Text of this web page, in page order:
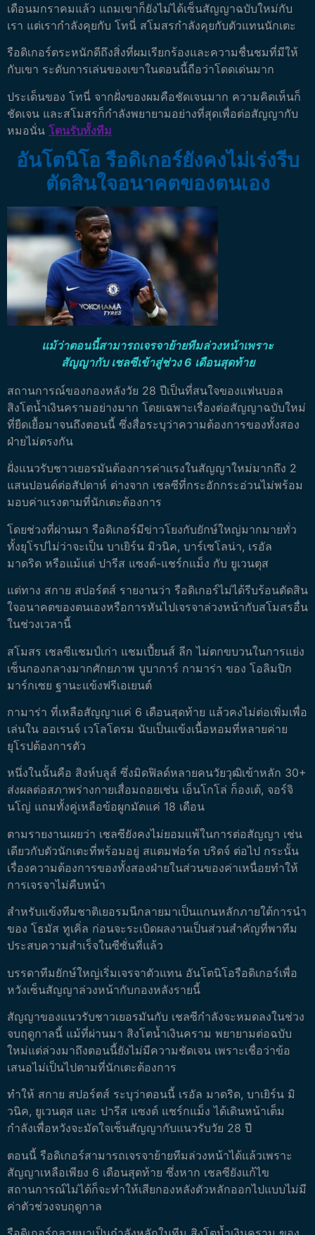
เดือนมกราคมแล้ว แถมเขาก็ยังไม่ได้เซ็นสัญญาฉบับใหม่กับ
เรา แต่เรากำลังคุยกับ โทนี่ สโมสรกำลังคุยกับตัวแทนนักเตะ
รือดิเกอร์ตระหนักดีถึงสิ่งที่ผมเรียกร้องและความชื่นชมที่มีให้
กับเขา ระดับการเล่นของเขาในตอนนี้ถือว่าโดดเด่นมาก
ประเด็นของ โทนี่ จากฝั่งของผมคือชัดเจนมาก ความคิดเห็นก็
ชัดเจน และสโมสรก็กำลังพยายามอย่างที่สุดเพื่อต่อสัญญากับ
หมอนั่น โดนรับทั้งทีม
อันโตนิโอ รือดิเกอร์ยังคงไม่เร่งรีบ
ตัดสินใจอนาคตของตนเอง
แม้ว่าตอนนี้สามารถเจรจาย้ายทีมล่วงหน้าเพราะ
สัญญากับ เชลซีเข้าสู่ช่วง 6 เดือนสุดท้าย
สถานการณ์ของกองหลังวัย 28 ปีเป็นที่สนใจของแฟนบอล
สิงโตน้ำเงินครามอย่างมาก โดยเฉพาะเรื่องต่อสัญญาฉบับใหม่
ที่ยืดเยื้อมาจนถึงตอนนี้ ซึ่งสื่อระบุว่าความต้องการของทั้งสอง
ฝ่ายไม่ตรงกัน
ฝั่งแนวรับชาวเยอรมันต้องการค่าแรงในสัญญาใหม่มากถึง 2
แสนปอนด์ต่อสัปดาห์ ต่างจาก เชลซีที่กระอักกระอ่วนไม่พร้อม
มอบค่าแรงตามที่นักเตะต้องการ
โดยช่วงที่ผ่านมา รือดิเกอร์มีข่าวโยงกับยักษ์ใหญ่มากมายทั่ว
ทั้งยุโรปไม่ว่าจะเป็น บาเยิร์น มิวนิค, บาร์เซโลน่า, เรอัล
มาดริด หรือแม้แต่ ปารีส แซงต์-แชร์กแม็ง กับ ยูเวนตุส
แต่ทาง สกาย สปอร์ตส์ รายงานว่า รือดิเกอร์ไม่ได้รีบร้อนตัดสิน
ใจอนาคตของตนเองหรือการหันไปเจรจาล่วงหน้ากับสโมสรอื่น
ในช่วงเวลานี้
สโมสร เชลซีแชมป์เก่า แชมเปี้ยนส์ ลีก ไม่ตกขบวนในการแย่ง
เซ็นกองกลางมากศักยภาพ บูบาการ์ กามาร่า ของ โอลิมปิก
มาร์กเซย ฐานะแข้งฟรีเอเยนต์
กามาร่า ที่เหลือสัญญาแค่ 6 เดือนสุดท้าย แล้วคงไม่ต่อเพิ่มเพื่อ
เล่นใน ออเรนจ์ เวโลโดรม นับเป็นแข้งเนื้อหอมที่หลายค่าย
ยุโรปต้องการตัว
หนึ่งในนั้นคือ สิงห์บลูส์ ซึ่งมิดฟิลด์หลายคนวัยวุฒิเข้าหลัก 30+
ส่งผลต่อสภาพร่างกายเสื่อมถอยเช่น เอ็นโกโล่ ก็องเต้, จอร์จิ
นโญ่ แถมทั้งคู่เหลือข้อผูกมัดแค่ 18 เดือน
ตามรายงานเผยว่า เชลซียังคงไม่ยอมแพ้ในการต่อสัญญา เช่น
เดียวกับตัวนักเตะที่พร้อมอยู่ สแตมฟอร์ด บริดจ์ ต่อไป กระนั้น
เรื่องความต้องการของทั้งสองฝ่ายในส่วนของค่าเหนื่อยทำให้
การเจรจาไม่คืบหน้า
สำหรับแข้งทีมชาติเยอรมนีกลายมาเป็นแกนหลักภายใต้การนำ
ของ โธมัส ทูเคิ่ล ก่อนจะระเบิดผลงานเป็นส่วนสำคัญที่พาทีม
ประสบความสำเร็จในซีซั่นที่แล้ว
บรรดาทีมยักษ์ใหญ่เริ่มเจรจาตัวแทน อันโตนิโอรือดิเกอร์เพื่อ
หวังเซ็นสัญญาล่วงหน้ากับกองหลังรายนี้
สัญญาของแนวรับชาวเยอรมันกับ เชลซีกำลังจะหมดลงในช่วง
จบฤดูกาลนี้ แม้ที่ผ่านมา สิงโตน้ำเงินคราม พยายามต่อฉบับ
ใหม่แต่ล่วงมาถึงตอนนี้ยังไม่มีความชัดเจน เพราะเชื่อว่าข้อ
เสนอไม่เป็นไปตามที่นักเตะต้องการ
ทำให้ สกาย สปอร์ตส์ ระบุว่าตอนนี้ เรอัล มาดริด, บาเยิร์น มิ
วนิค, ยูเวนตุส และ ปารีส แซงต์ แชร์กแม็ง ได้เดินหน้าเต็ม
กำลังเพื่อหวังจะมัดใจเซ็นสัญญากับแนวรับวัย 28 ปี
ตอนนี้ รือดิเกอร์สามารถเจรจาย้ายทีมล่วงหน้าได้แล้วเพราะ
สัญญาเหลือเพียง 6 เดือนสุดท้าย ซึ่งหาก เชลซียังแก้ไข
สถานการณ์ไม่ได้ก็จะทำให้เสียกองหลังตัวหลักออกไปแบบไม่มี
ค่าตัวช่วงจบฤดูกาล